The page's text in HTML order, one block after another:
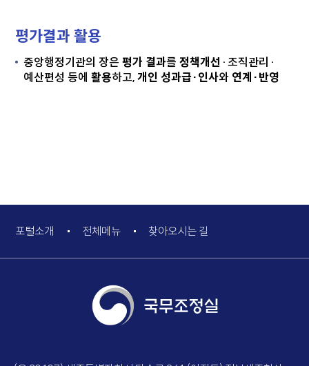
평가결과 활용
중앙행정기관의 장은 평가 결과를 정책개선 ·조직관리·
예산편성 등에 활용하고,개인 성과급·인사와 연계·반영
포털소개 전체메뉴 찾아오시는 길